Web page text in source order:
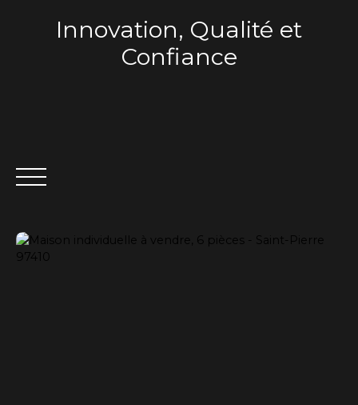
Innovation, Qualité et
Confiance